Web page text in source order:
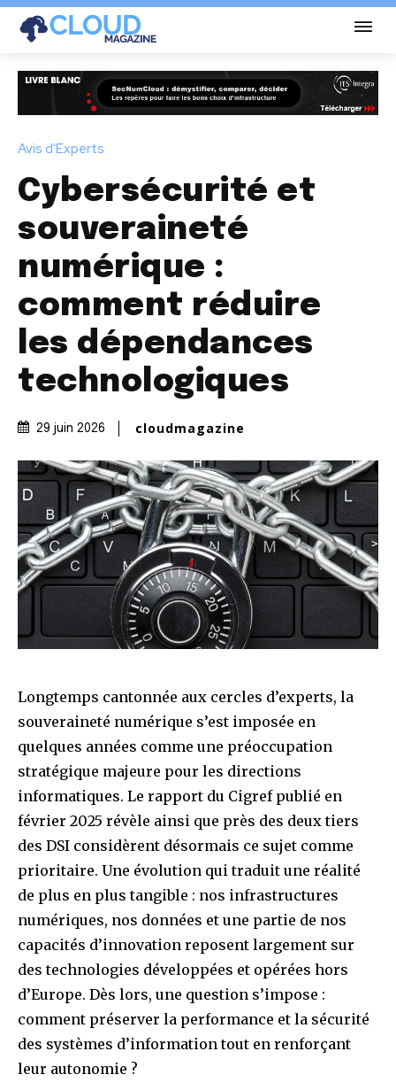
Avis d'Experts
Cybersécurité et
souveraineté
numérique :
comment réduire
les dépendances
technologiques
29 juin 2026 cloudmagazine
Longtemps cantonnée aux cercles d’experts, la
souveraineté numérique s’est imposée en
quelques années comme une préoccupation
stratégique majeure pour les directions
informatiques. Le rapport du Cigref publié en
février 2025 révèle ainsi que près des deux tiers
des DSI considèrent désormais ce sujet comme
prioritaire. Une évolution qui traduit une réalité
de plus en plus tangible : nos infrastructures
numériques, nos données et une partie de nos
capacités d’innovation reposent largement sur
des technologies développées et opérées hors
d’Europe. Dès lors, une question s’impose :
comment préserver la performance et la sécurité
des systèmes d’information tout en renforçant
leur autonomie ?